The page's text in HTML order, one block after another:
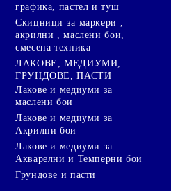
графика, пастел и туш
Скицници за маркери ,
акрилни , маслени бои,
смесена техника
ЛАКОВЕ, МЕДИУМИ,
ГРУНДОВЕ, ПАСТИ
Лакове и медиуми за
маслени бои
Лакове и медиуми за
Акрилни бои
Лакове и медиуми за
Акварелни и Темперни бои
Грундове и пасти